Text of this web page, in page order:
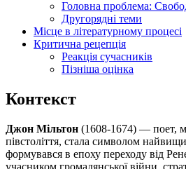
Головна проблема:
Другорядні теми
Місце в літературному процесі
Критична рецепція
Реакція сучасників
Пізніша оцінка
Контекст
Джон Мільтон (1608-1674) — поет,
півстоліття, стала символом
формувався в епоху переходу від
учасником громадянської війни,